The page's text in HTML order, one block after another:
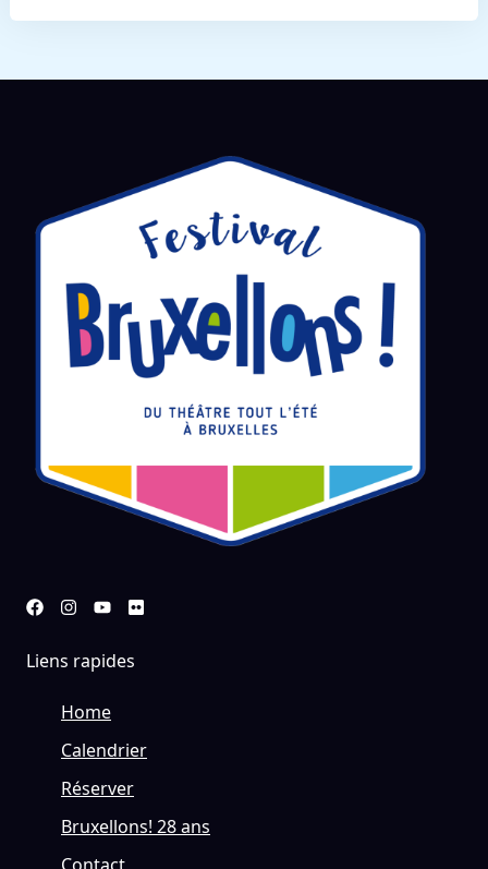
Liens rapides
Home
Calendrier
Réserver
Bruxellons! 28 ans